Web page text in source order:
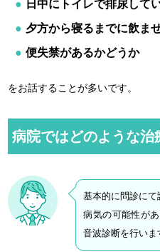
日中にトイレで排尿して
夕方から寝るまでに飲ま
便失禁があるかどうか
をお話することが多いです。
病院ではどのような治
基本的に問診にて
病気の可能性が
音波診断を行いま